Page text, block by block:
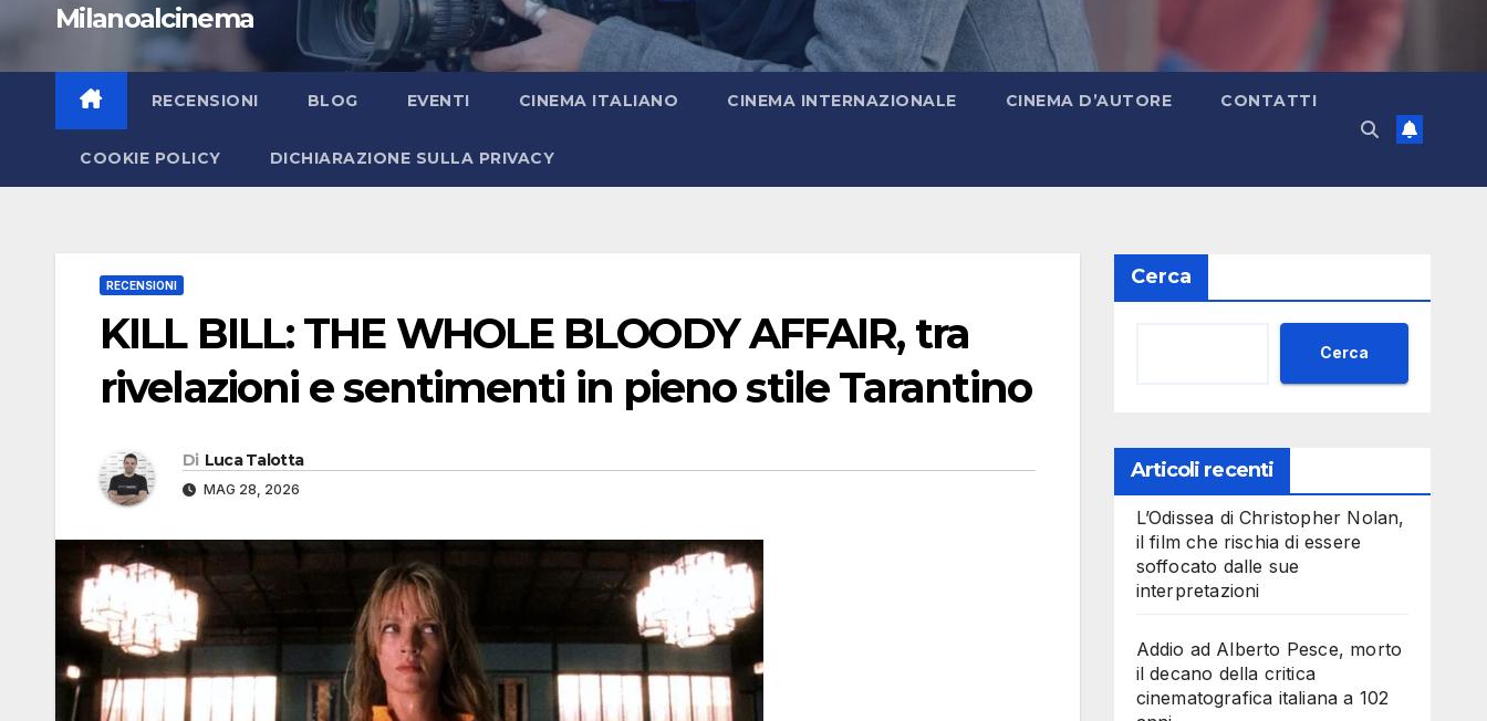
Milanoalcinema
RECENSIONI BLOG EVENTI CINEMA ITALIANO CINEMA INTERNAZIONALE CINEMA D’AUTORE CONTATTI
COOKIE POLICY DICHIARAZIONE SULLA PRIVACY
RECENSIONI
KILL BILL: THE WHOLE BLOODY AFFAIR, tra
rivelazioni e sentimenti in pieno stile Tarantino
Di Luca Talotta
MAG 28, 2026
Cerca
Cerca
Articoli recenti
L’Odissea di Christopher Nolan,
il film che rischia di essere
soffocato dalle sue
interpretazioni
Addio ad Alberto Pesce, morto
il decano della critica
cinematografica italiana a 102